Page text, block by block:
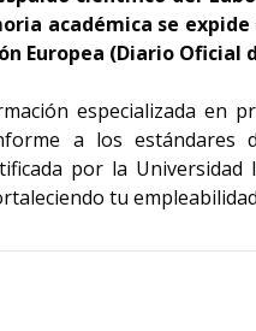
académica se
Europea (Diario Oficial
especializada en
a los estándares
por la Universidad
tu